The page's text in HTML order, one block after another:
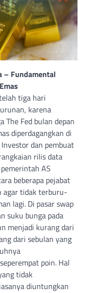
– Fundamental
tiga hari
karena
The Fed bulan depan
diperdagangkan di
dan pembuat
rilis data
AS
beberapa pejabat
agar tidak terburu-
lagi. Di pasar swap
suku bunga pada
menjadi kurang dari
dari sebulan yang
poin. Hal
tidak
diuntungkan